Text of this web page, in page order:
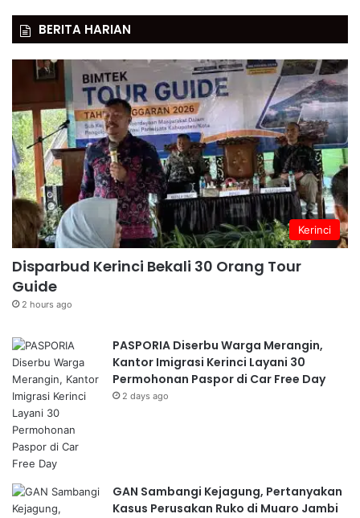
BERITA HARIAN
Kerinci
Disparbud Kerinci Bekali 30 Orang Tour
Guide
2 hours ago
PASPORIA Diserbu Warga Merangin,
Kantor Imigrasi Kerinci Layani 30
Permohonan Paspor di Car Free Day
2 days ago
GAN Sambangi Kejagung, Pertanyakan
Kasus Perusakan Ruko di Muaro Jambi